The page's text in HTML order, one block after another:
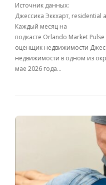
Источник данных:
Джессика Эккхарт,
Каждый месяц на
подкасте Orlando Market
оценщик недвижимости
недвижимости в одном из
мае 2026 года…